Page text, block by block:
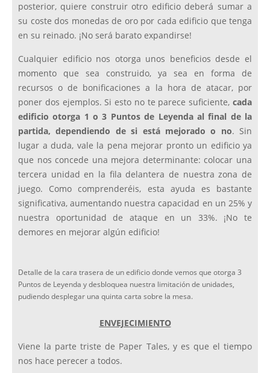
posterior, quiere construir otro edificio deberá sumar a
su coste dos monedas de oro por cada edificio que tenga
en su reinado. ¡No será barato expandirse!
Cualquier edificio nos otorga unos beneficios desde el
momento que sea construido, ya sea en forma de
recursos o de bonificaciones a la hora de atacar, por
poner dos ejemplos. Si esto no te parece suficiente, cada
edificio otorga 1 o 3 Puntos de Leyenda al final de la
partida, dependiendo de si está mejorado o no. Sin
lugar a duda, vale la pena mejorar pronto un edificio ya
que nos concede una mejora determinante: colocar una
tercera unidad en la fila delantera de nuestra zona de
juego. Como comprenderéis, esta ayuda es bastante
significativa, aumentando nuestra capacidad en un 25% y
nuestra oportunidad de ataque en un 33%. ¡No te
demores en mejorar algún edificio!
Detalle de la cara trasera de un edificio donde vemos que otorga 3
Puntos de Leyenda y desbloquea nuestra limitación de unidades,
pudiendo desplegar una quinta carta sobre la mesa.
ENVEJECIMIENTO
Viene la parte triste de Paper Tales, y es que el tiempo
nos hace perecer a todos.